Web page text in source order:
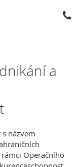
a
názvem
rámci Operačního